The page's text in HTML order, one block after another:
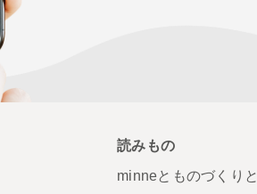
読みもの
minneとものづくりと